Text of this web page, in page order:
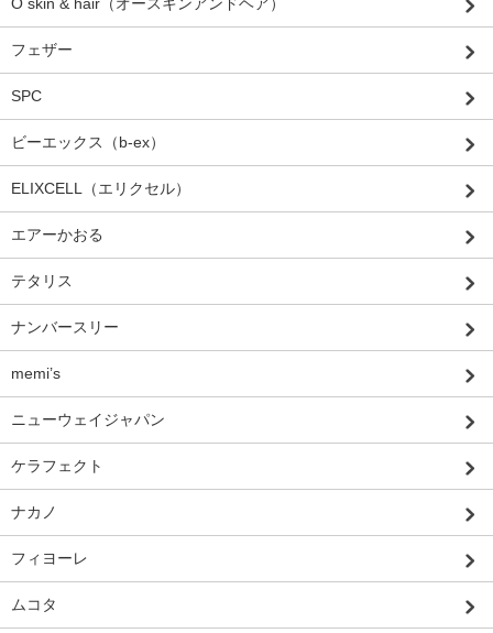
フェザー
SPC
ビーエックス（b-ex）
ELIXCELL（エリクセル）
エアーかおる
テタリス
ナンバースリー
memi’s
ニューウェイジャパン
ケラフェクト
ナカノ
フィヨーレ
ムコタ